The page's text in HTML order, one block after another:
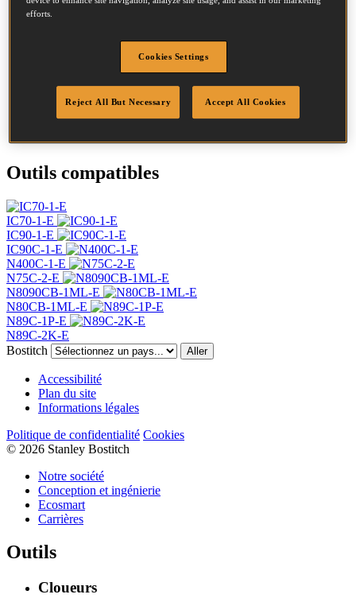
Diamètre
70 mm
Annelée
Finition
Brillant
Quantité par boîte 6000
DoP
DOP-EU_28_RRB
Outils compatibles
IC70-1-E
IC90-1-E
IC90C-1-E
N400C-1-E
N75C-2-E
N8090CB-1ML-E
N80CB-1ML-E
N89C-1P-E
N89C-2K-E
Bostitch
Aller
Accessibilité
Plan du site
Informations légales
Politique de confidentialité Cookies
© 2026 Stanley Bostitch
Notre société
Conception et ingénierie
Ecosmart
Carrières
Outils
Cloueurs
efforts.
Cookies Settings
Reject All But Necessary Accept All Cookies